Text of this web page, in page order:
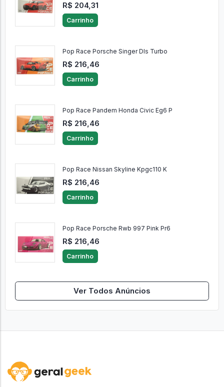
R$ 204,31
Carrinho
Pop Race Porsche Singer Dls Turbo
R$ 216,46
Carrinho
Pop Race Pandem Honda Civic Eg6 P
R$ 216,46
Carrinho
Pop Race Nissan Skyline Kpgc110 K
R$ 216,46
Carrinho
Pop Race Porsche Rwb 997 Pink Pr6
R$ 216,46
Carrinho
Ver Todos Anúncios